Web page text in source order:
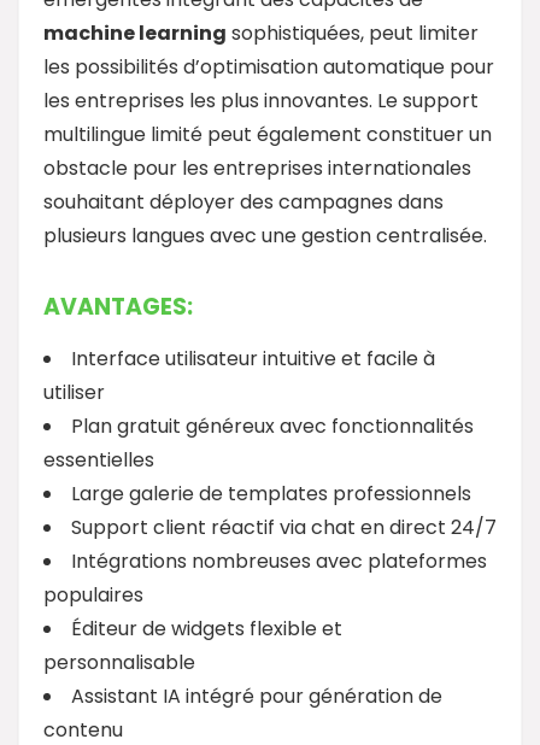
machine learning sophistiquées, peut limiter
les possibilités d’optimisation automatique pour
les entreprises les plus innovantes. Le support
multilingue limité peut également constituer un
obstacle pour les entreprises internationales
souhaitant déployer des campagnes dans
plusieurs langues avec une gestion centralisée.
AVANTAGES:
Interface utilisateur intuitive et facile à
utiliser
Plan gratuit généreux avec fonctionnalités
essentielles
Large galerie de templates professionnels
Support client réactif via chat en direct 24/7
Intégrations nombreuses avec plateformes
populaires
Éditeur de widgets flexible et
personnalisable
Assistant IA intégré pour génération de
contenu